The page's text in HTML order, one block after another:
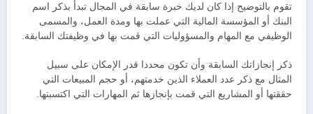
تقوم بالتوضيح إذا كان لديك خبرة سابقة في المجال تبدأ بذكر اسم
البنك أو المؤسسة المالية التي عملت بها ومدة العمل، والمسمى
الوظيفي مع المهام والمسؤوليات التي قمت بها في وظيفتك السابقة.
ذكر إنجازاتك السابقة وأن تكون محددا قدر الإمكان على سبيل
المثال مع ذكر عدد العملاء الذين خدمتهم، أو حجم المبيعات التي
حققتها أو المشاريع التي قمت بإنجازها ثم المهارات التي اكتسبتها.